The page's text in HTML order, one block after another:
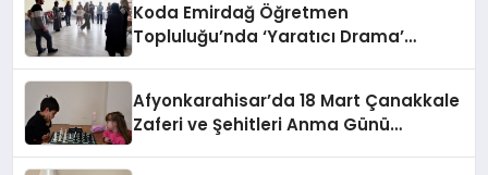
Koda Emirdağ Öğretmen
Topluluğu’nda ‘Yaratıcı Drama’
Afyonkarahisar’da 18 Mart Çanakkale
Zaferi ve Şehitleri Anma Günü